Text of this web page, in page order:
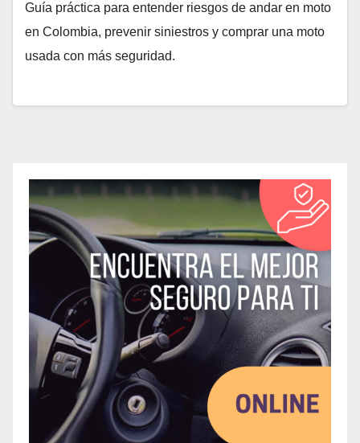
Guía práctica para entender riesgos de andar en moto
en Colombia, prevenir siniestros y comprar una moto
usada con más seguridad.